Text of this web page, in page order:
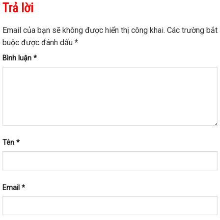
Trả lời
Email của bạn sẽ không được hiển thị công khai. Các trường bắt
buộc được đánh dấu *
Bình luận *
Tên *
Email *